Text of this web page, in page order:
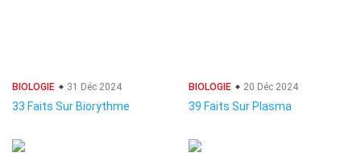
BIOLOGIE 31 Déc 2024
33 Faits Sur Biorythme
BIOLOGIE 20 Déc 2024
39 Faits Sur Plasma